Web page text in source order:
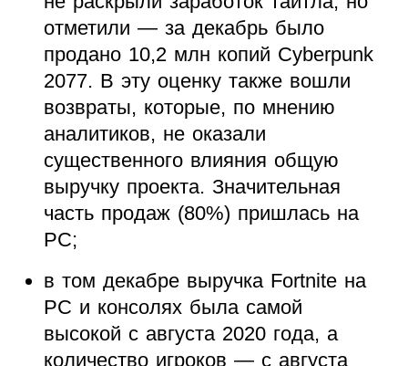
отметили — за декабрь было
продано 10,2 млн копий Cyberpunk
2077. В эту оценку также вошли
возвраты, которые, по мнению
аналитиков, не оказали
существенного влияния общую
выручку проекта. Значительная
часть продаж (80%) пришлась на
PC;
в том декабре выручка Fortnite на
PC и консолях была самой
высокой с августа 2020 года, а
количество игроков — с августа